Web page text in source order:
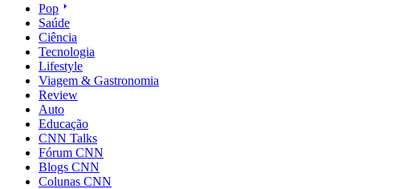
Pop
Saúde
Ciência
Tecnologia
Lifestyle
Viagem & Gastronomia
Review
Auto
Educação
CNN Talks
Fórum CNN
Blogs CNN
Colunas CNN